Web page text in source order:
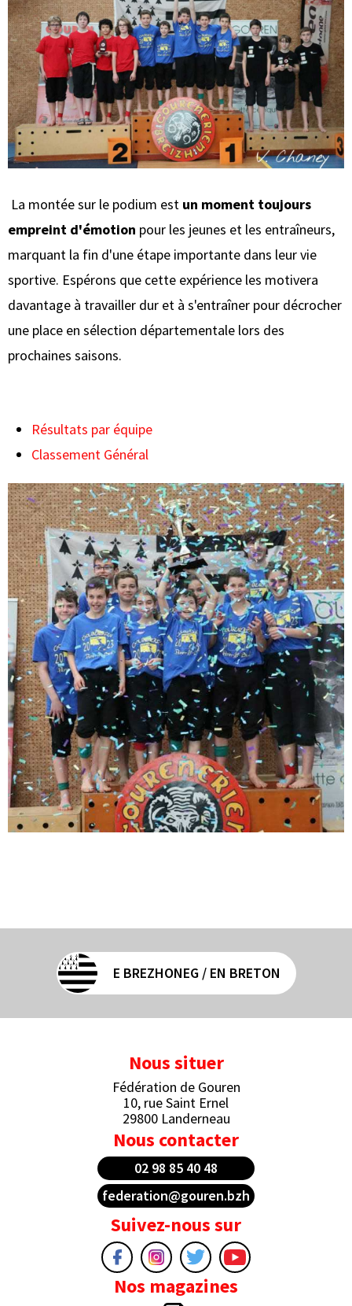
La montée sur le podium est un moment toujours
empreint d'émotion pour les jeunes et les entraîneurs,
marquant la fin d'une étape importante dans leur vie
sportive. Espérons que cette expérience les motivera
davantage à travailler dur et à s'entraîner pour décrocher
une place en sélection départementale lors des
prochaines saisons.
Résultats par équipe
Classement Général
E BREZHONEG / EN BRETON
Nous situer
Fédération de Gouren
10, rue Saint Ernel
29800 Landerneau
Nous contacter
02 98 85 40 48
federation@gouren.bzh
Suivez-nous sur
Nos magazines